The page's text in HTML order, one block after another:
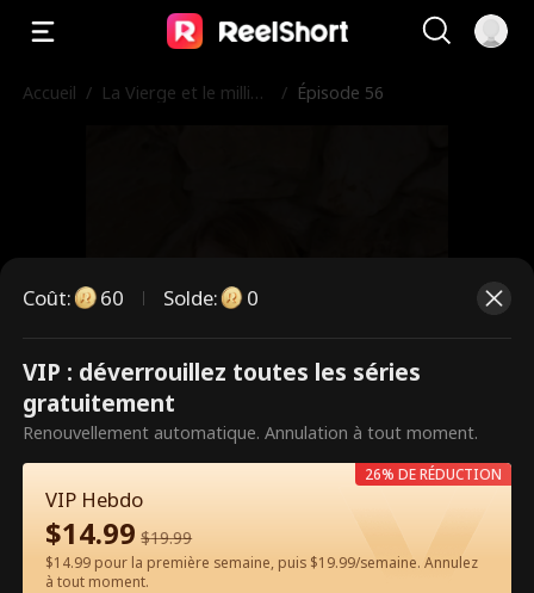
Accueil / La Vierge et le milliar
/ Épisode 56
Ce sont des épisodes payants.
Débloquez pour regarder.
60 Débloquer maintenant
Coût: 60 Solde: 0
VIP : déverrouillez toutes les séries
gratuitement
Renouvellement automatique. Annulation à tout moment.
VIP Hebdo
$14.99 $19.99
$14.99 pour la première semaine, puis $19.99/semaine. Annulez
à tout moment.
26% DE RÉDUCTION